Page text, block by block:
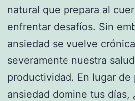
natural que prepara al
enfrentar desafíos. Sin
ansiedad se vuelve
severamente nuestra
productividad. En lugar de
ansiedad domine tus días,